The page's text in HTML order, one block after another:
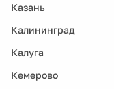
Казань
Калининград
Калуга
Кемерово